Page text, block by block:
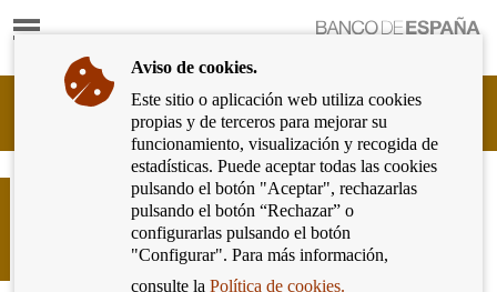
Mostrar
Ir
página
de
inicio
del
Banco
de
España
Cliente
Bancario
Banco
España
Eurosistema,
Aplazamiento del pago de las
compras “pequeñas”: Ir de tiendas
“sin pagar”
Aviso de cookies.
Este sitio o aplicación web utiliza cookies
propias y de terceros para mejorar su
funcionamiento, visualización y recogida de
estadísticas. Puede aceptar todas las cookies
pulsando el botón "Aceptar", rechazarlas
pulsando el botón “Rechazar” o
configurarlas pulsando el botón
"Configurar". Para más información,
consulte laPolítica de cookies.